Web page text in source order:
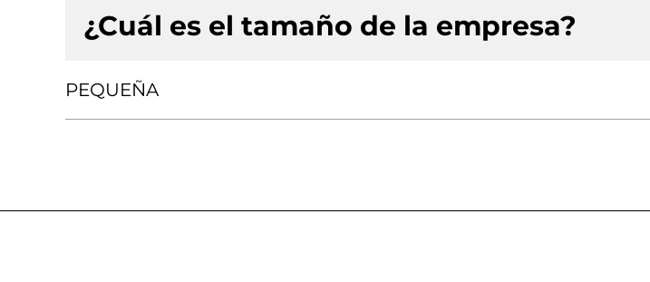
¿Cuál es el tamaño de la empresa?
PEQUEÑA